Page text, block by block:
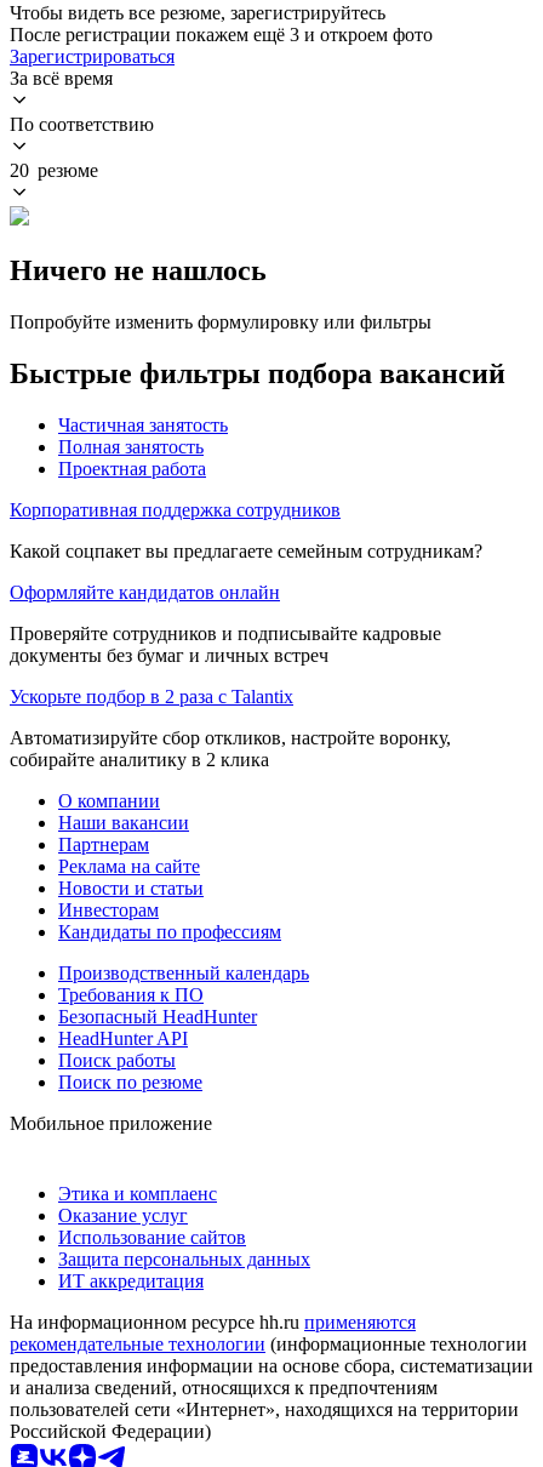
Чтобы видеть все резюме, зарегистрируйтесь
После регистрации покажем ещё 3 и откроем фото
Зарегистрироваться
За всё время
По соответствию
20 резюме
Ничего не нашлось
Попробуйте изменить формулировку или фильтры
Быстрые фильтры подбора вакансий
Частичная занятость
Полная занятость
Проектная работа
Корпоративная поддержка сотрудников
Какой соцпакет вы предлагаете семейным сотрудникам?
Оформляйте кандидатов онлайн
Проверяйте сотрудников и подписывайте кадровые
документы без бумаг и личных встреч
Ускорьте подбор в 2 раза с Talantix
Автоматизируйте сбор откликов, настройте воронку,
собирайте аналитику в 2 клика
О компании
Наши вакансии
Партнерам
Реклама на сайте
Новости и статьи
Инвесторам
Кандидаты по профессиям
Производственный календарь
Требования к ПО
Безопасный HeadHunter
HeadHunter API
Поиск работы
Поиск по резюме
Мобильное приложение
Этика и комплаенс
Оказание услуг
Использование сайтов
Защита персональных данных
ИТ аккредитация
На информационном ресурсе hh.ru применяются
рекомендательные технологии (информационные технологии
предоставления информации на основе сбора, систематизации
и анализа сведений, относящихся к предпочтениям
пользователей сети «Интернет», находящихся на территории
Российской Федерации)